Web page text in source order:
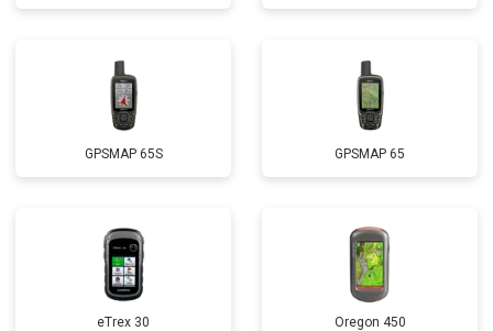
GPSMAP 65S GPSMAP 65
eTrex 30 Oregon 450